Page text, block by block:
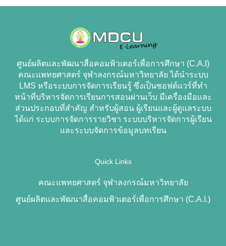
ศูนย์ผลิตและพัฒนาสื่อคอมพิวเตอร์เพื่อการศึกษา (C.A.I)
คณะแพทยศาสตร์ จุฬาลงกรณ์มหาวิทยาลัย ได้นำระบบ
LMS หรือระบบการจัดการเรียนรู้ ซึ่งเป็นซอฟต์แวร์ที่ทำ
หน้าที่บริหารจัดการเรียนการสอนผ่านเว็บ มีเครื่องมือและ
ส่วนประกอบที่สำคัญ สำหรับผู้สอน ผู้เรียนและผู้ดูแลระบบ
ได้แก่ ระบบการจัดการรายวิชา ระบบบริหารจัดการผู้เรียน
และระบบจัดการข้อมูลบทเรียน
Quick Links
คณะแพทยศาสตร์ จุฬาลงกรณ์มหาวิทยาลัย
ศูนย์ผลิตและพัฒนาสื่อคอมพิวเตอร์เพื่อการศึกษา (C.A.I.)